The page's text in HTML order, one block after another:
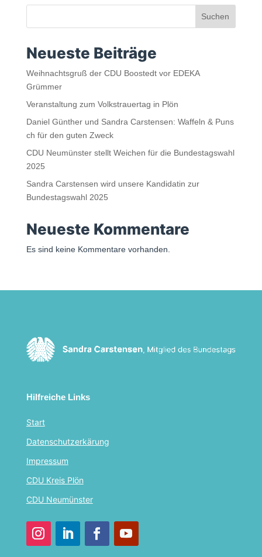
Suchen
Neueste Beiträge
Weihnachtsgruß der CDU Boostedt vor EDEKA
Grümmer
Veranstaltung zum Volkstrauertag in Plön
Daniel Günther und Sandra Carstensen: Waffeln & Puns
ch für den guten Zweck
CDU Neumünster stellt Weichen für die Bundestagswahl
2025
Sandra Carstensen wird unsere Kandidatin zur
Bundestagswahl 2025
Neueste Kommentare
Es sind keine Kommentare vorhanden.
Hilfreiche Links
Start
Datenschutzerkärung
Impressum
CDU Kreis Plön
CDU Neumünster